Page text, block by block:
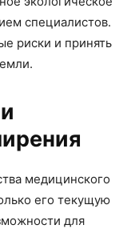
специалистов.
риски и принять
медицинского
его текущую
для